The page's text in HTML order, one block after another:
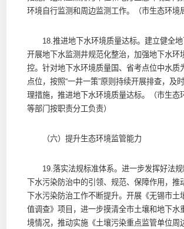
环境自行监测和周边监测工作。（市生态环境
18.推进地下水环境质量达标。建立健全地
开展地下水监测井规范化整治，加强地下水环
控。针对地下水环境质量国、省考点位中水质
点位，按照“一井一策”原则持续开展排查，及
理措施，推进地下水环境质量达标。（市生态
等部门按职责分工负责）
（六）提升生态环境监管能力
19.落实法规标准体系。进一步发挥好法规
下水污染防治中的引领、规范、保障作用，推
下水污染防治工作不断提升。开展《无锡市土
值调查》项目，进一步摸清全市土壤和地下水
境情况，推动实施《土壤污染重点监管单位周